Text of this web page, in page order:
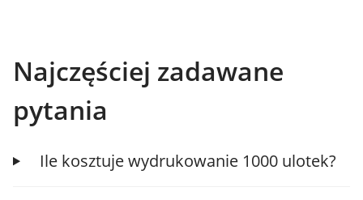
Najczęściej zadawane
pytania
Ile kosztuje wydrukowanie 1000 ulotek?